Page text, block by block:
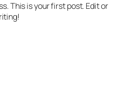
This is your first post. Edit or